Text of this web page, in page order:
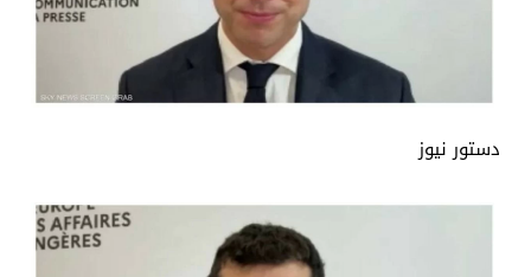
دستور نيوز